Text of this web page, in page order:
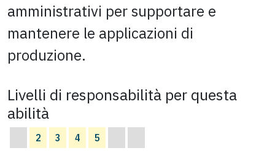
amministrativi per supportare e
mantenere le applicazioni di
produzione.
Livelli di responsabilità per questa
abilità
2 3 4 5